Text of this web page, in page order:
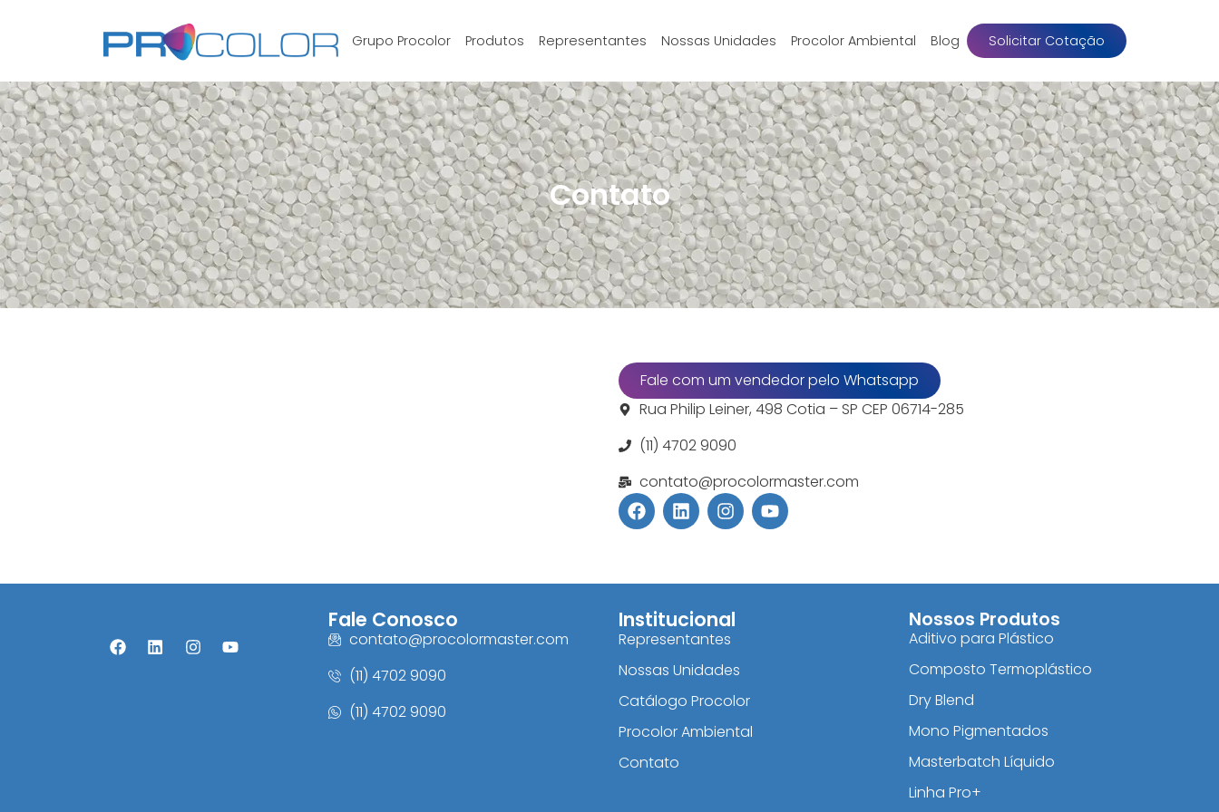
Grupo Procolor Produtos Representantes Nossas Unidades Procolor Ambiental Blog Solicitar Cotação
Contato
Fale com um vendedor pelo Whatsapp
Rua Philip Leiner, 498 Cotia – SP CEP 06714-285
(11) 4702 9090
contato@procolormaster.com
Fale Conosco
contato@procolormaster.com
(11) 4702 9090
(11) 4702 9090
Institucional
Representantes
Nossas Unidades
Catálogo Procolor
Procolor Ambiental
Contato
Nossos Produtos
Aditivo para Plástico
Composto Termoplástico
Dry Blend
Mono Pigmentados
Masterbatch Líquido
Linha Pro+